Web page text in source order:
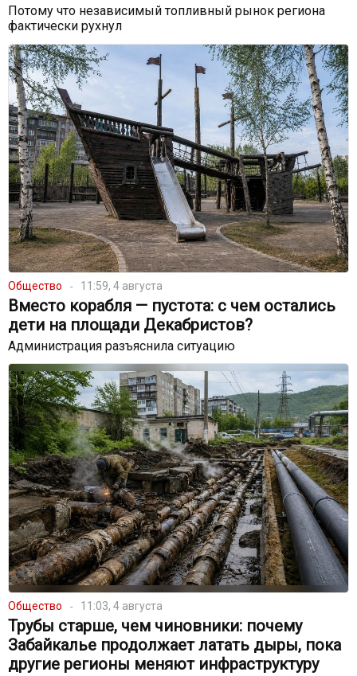
Потому что независимый топливный рынок региона
фактически рухнул
Общество 11:59, 4 августа
Вместо корабля — пустота: с чем остались
дети на площади Декабристов?
Администрация разъяснила ситуацию
Общество 11:03, 4 августа
Трубы старше, чем чиновники: почему
Забайкалье продолжает латать дыры, пока
другие регионы меняют инфраструктуру